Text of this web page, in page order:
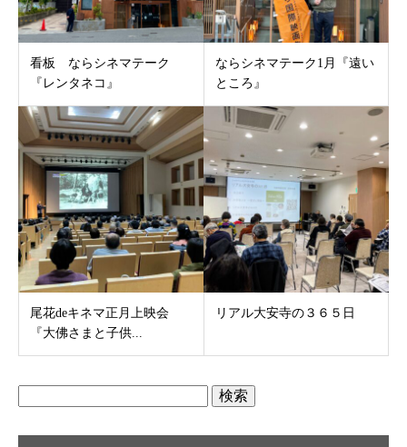
看板 ならシネマテーク
『レンタネコ』
ならシネマテーク1月『遠い
ところ』
尾花deキネマ正月上映会
『大佛さまと子供...
リアル大安寺の３６５日